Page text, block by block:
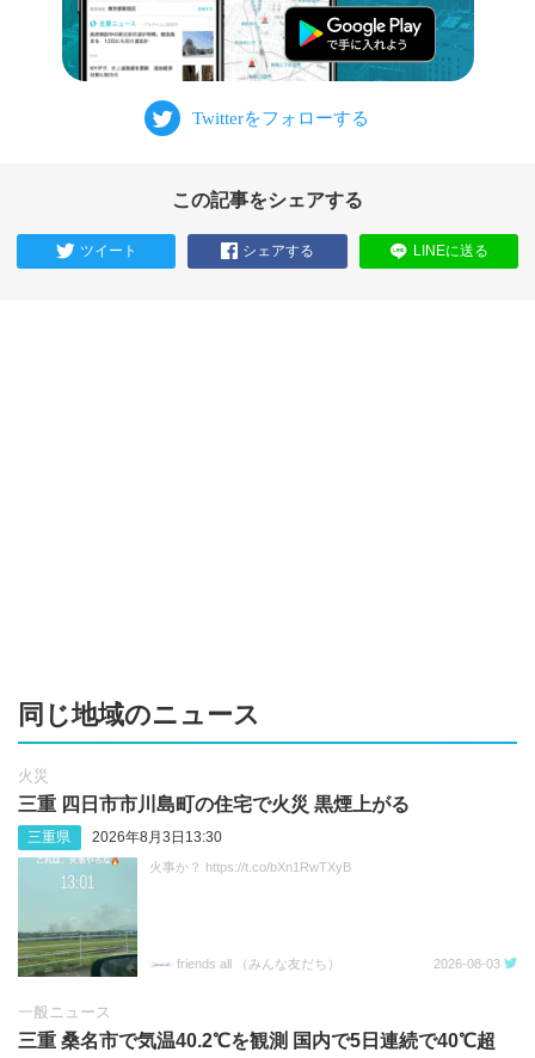
この記事をシェアする
ツイート シェアする LINEに送る
同じ地域のニュース
火災
三重 四日市市川島町の住宅で火災 黒煙上がる
三重県 2026年8月3日13:30
火事か？ https://t.co/bXn1RwTXyB
friends all （みんな友だち） 2026-08-03
一般ニュース
三重 桑名市で気温40.2℃を観測 国内で5日連続で40℃超